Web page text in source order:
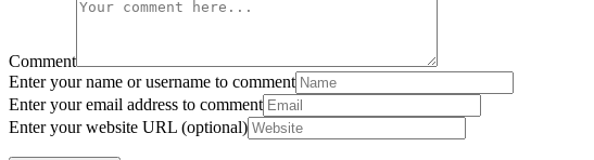
Comment
Enter your name or username to comment
Enter your email address to comment
Enter your website URL (optional)